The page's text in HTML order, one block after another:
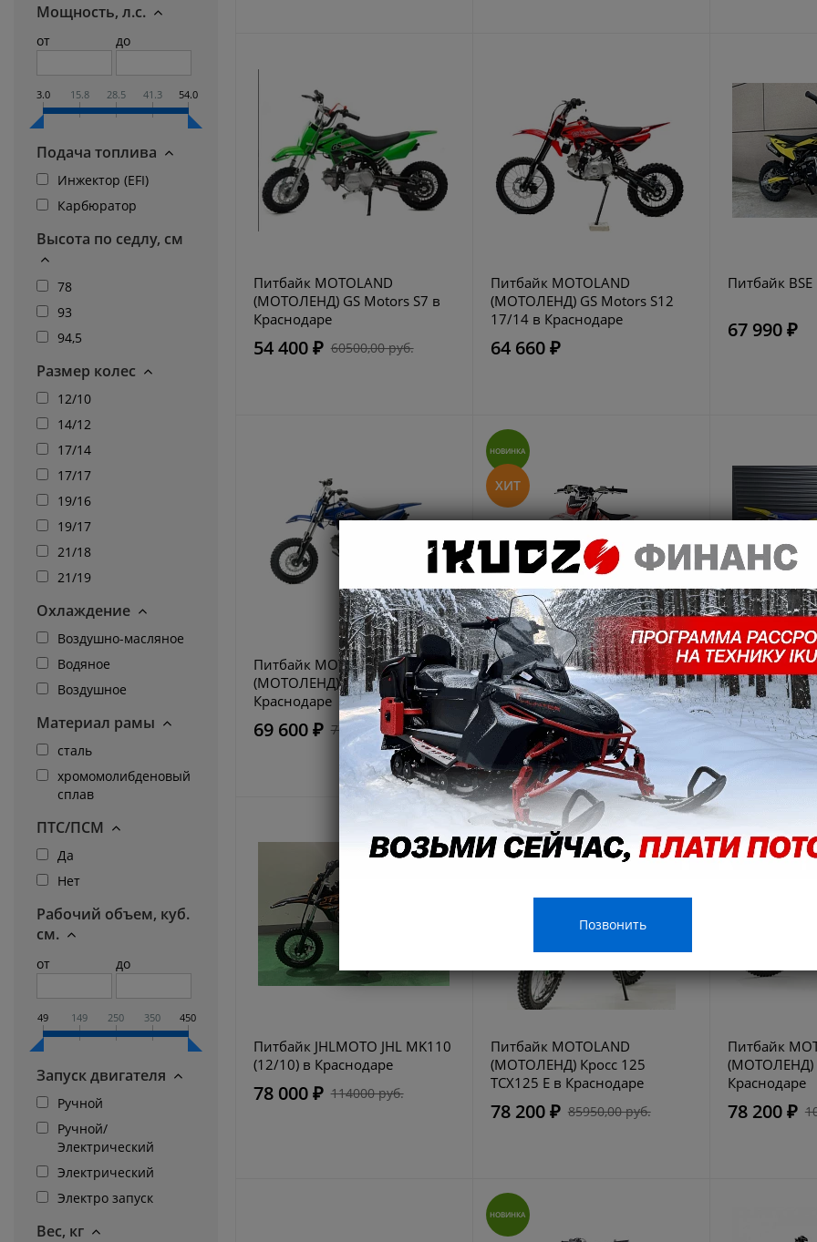
Мощность, л.с.
от до
3.0 15.8 28.5 41.3 54.0
Подача топлива
Инжектор (EFI)
Карбюратор
Высота по седлу, см
78
93
94,5
Размер колес
12/10
14/12
17/14
17/17
19/16
19/17
21/18
21/19
Охлаждение
Воздушно-масляное
Водяное
Воздушное
Материал рамы
сталь
хромомолибденовый
сплав
ПТС/ПСМ
Да
Нет
Рабочий объем, куб.
см.
от до
49 149 250 350 450
Запуск двигателя
Ручной
Ручной/
Электрический
Электрический
Электро запуск
Вес, кг
Питбайк MOTOLAND
(МОТОЛЕНД) GS Motors S7 в
Краснодаре
54 400 ₽ 60500,00 руб.
Питбайк MOTOLAND
(МОТОЛЕНД) GS Motors S12
17/14 в Краснодаре
64 660 ₽
Питбайк
67 990 ₽
Питбайк MOTOLAND
(МОТОЛЕНД) GS Motors S11 в
Краснодаре
69 600 ₽ 77390,00 руб.
НОВИНКА
ХИТ
Питбайк Progasi KIDS POWER
110 (10/10) в Краснодаре
69 990 ₽
Питбайк
(МОТОЛЕНД)
Краснодаре
70 600 ₽
Питбайк JHLMOTO JHL MK110
(12/10) в Краснодаре
78 000 ₽ 114000 руб.
Питбайк MOTOLAND
(МОТОЛЕНД) Кросс 125
TCX125 E в Краснодаре
78 200 ₽ 85950,00 руб.
Питбайк
(МОТОЛЕНД)
Краснодаре
78 200 ₽
НОВИНКА
Позвонить